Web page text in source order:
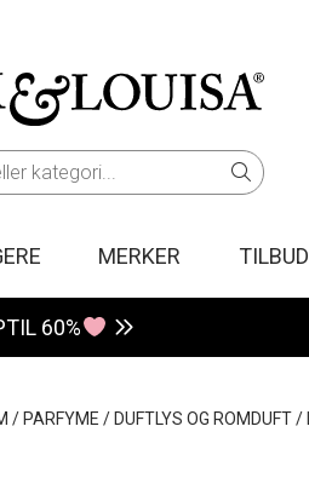
MERKER TILBUD
60%
/ PARFYME / DUFTLYS OG ROMDUFT/